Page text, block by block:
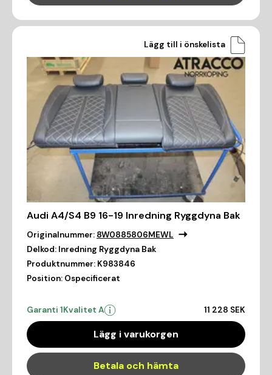
Lägg till i önskelista
Audi A4/S4 B9 16-19 Inredning Ryggdyna Bak
Originalnummer: 8W0885806MEWL
Delkod: Inredning Ryggdyna Bak
Produktnummer: K983846
Position: Ospecificerat
Garanti 1Kvalitet A 11 228 SEK
Lägg i varukorgen
Betala och hämta